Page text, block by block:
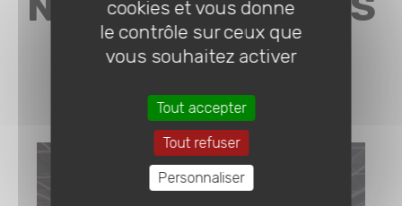
ACTUALITÉS
cookies et vous donne
le contrôle sur ceux que
vous souhaitez activer
Tout accepter
Tout refuser
Personnaliser